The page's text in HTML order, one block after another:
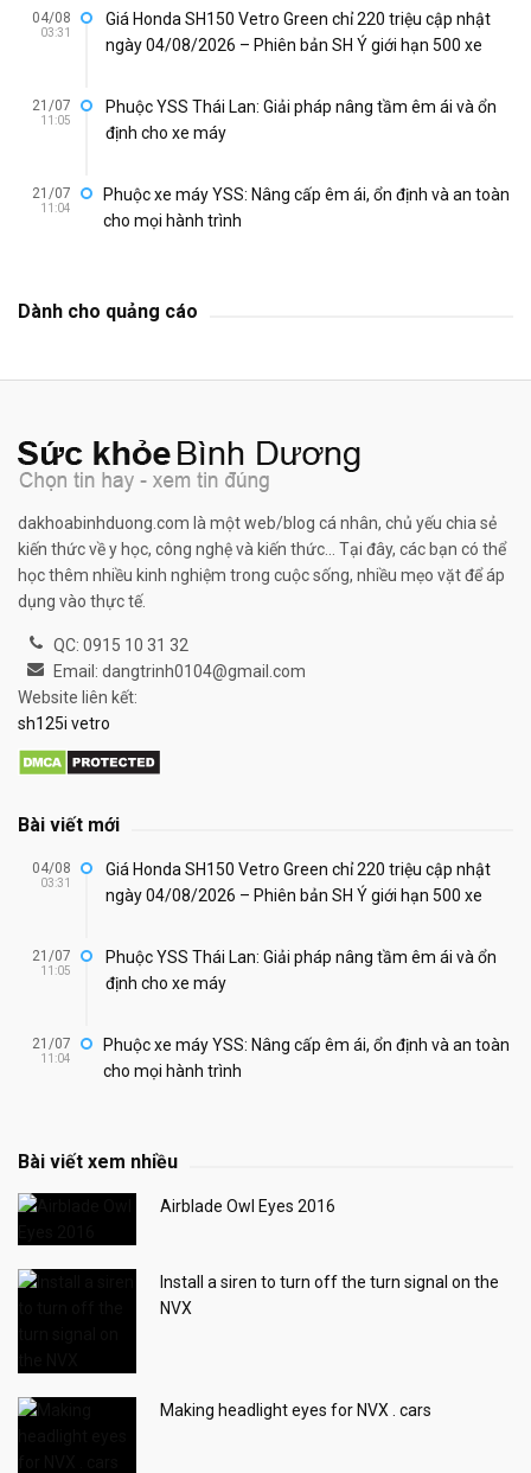
04/08
03:31
Giá Honda SH150 Vetro Green chỉ 220 triệu cập nhật
ngày 04/08/2026 – Phiên bản SH Ý giới hạn 500 xe
21/07
11:05
Phuộc YSS Thái Lan: Giải pháp nâng tầm êm ái và ổn
định cho xe máy
21/07
11:04
Phuộc xe máy YSS: Nâng cấp êm ái, ổn định và an toàn
cho mọi hành trình
Dành cho quảng cáo
dakhoabinhduong.com là một web/blog cá nhân, chủ yếu chia sẻ
kiến thức về y học, công nghệ và kiến thức... Tại đây, các bạn có thể
học thêm nhiều kinh nghiệm trong cuộc sống, nhiều mẹo vặt để áp
dụng vào thực tế.
QC: 0915 10 31 32
Email: dangtrinh0104@gmail.com
Website liên kết:
sh125i vetro
Bài viết mới
04/08
03:31
Giá Honda SH150 Vetro Green chỉ 220 triệu cập nhật
ngày 04/08/2026 – Phiên bản SH Ý giới hạn 500 xe
21/07
11:05
Phuộc YSS Thái Lan: Giải pháp nâng tầm êm ái và ổn
định cho xe máy
21/07
11:04
Phuộc xe máy YSS: Nâng cấp êm ái, ổn định và an toàn
cho mọi hành trình
Bài viết xem nhiều
Airblade Owl Eyes 2016
Install a siren to turn off the turn signal on the
NVX
Making headlight eyes for NVX . cars